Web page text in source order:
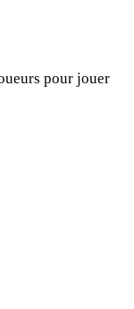
pour jouer